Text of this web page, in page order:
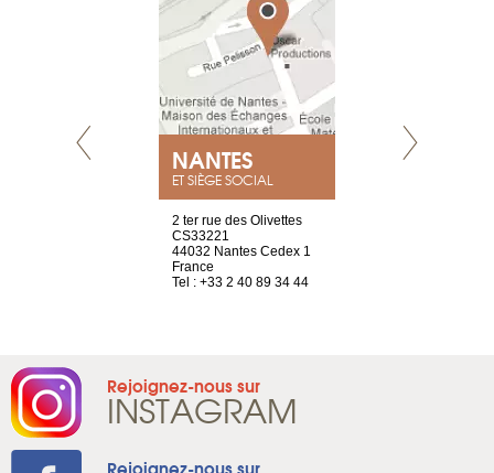
NANTES
ET SIÈGE SOCIAL
2 ter rue des Olivettes
CS33221
44032 Nantes Cedex 1
France
Tel : +33 2 40 89 34 44
Rejoignez-nous sur
INSTAGRAM
Rejoignez-nous sur